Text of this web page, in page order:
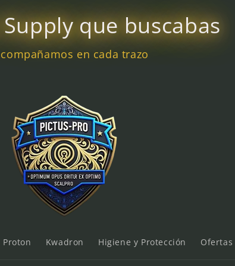
que buscabas
en cada trazo
Proton Kwadron Higiene y Protección Ofertas